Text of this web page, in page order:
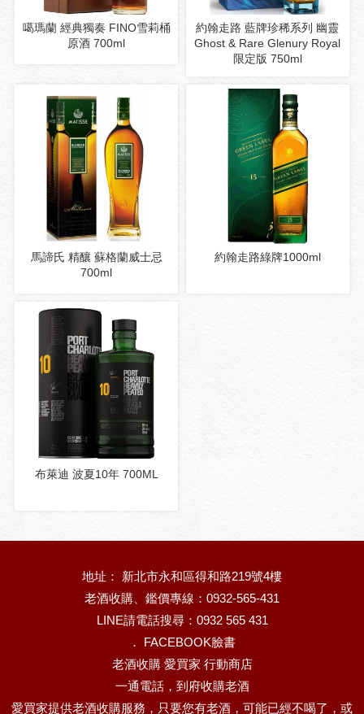
噶瑪蘭 經典獨奏 FINO雪莉桶
原酒 700ml
約翰走路 藍牌珍稀系列 幽靈
Ghost & Rare Glenury Royal
限定版 750ml
馬諦氏 精釀 蘇格蘭威士忌
700ml
約翰走路綠牌1000ml
布萊迪 波夏10年 700ML
地址： 新北市永和區得和路219號4樓
老酒收購、鑑價專線：0932-565-431
LINE請電話搜尋：0932 565 431
． FACEBOOK臉書
老酒收購 愛買家 行動商店
一通電話，到府收購老酒
愛買家提供老酒收購服務，只要您有老酒，可能已經不喝了，或